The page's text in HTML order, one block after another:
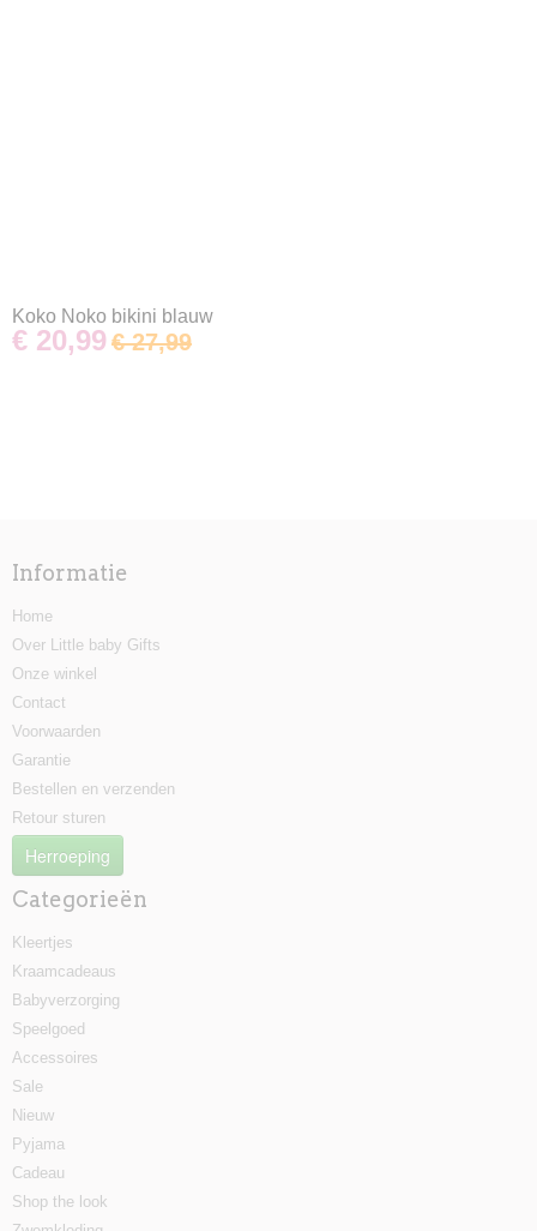
Koko Noko bikini blauw
€ 20,99 € 27,99
Informatie
Home
Over Little baby Gifts
Onze winkel
Contact
Voorwaarden
Garantie
Bestellen en verzenden
Retour sturen
Herroeping
Categorieën
Kleertjes
Kraamcadeaus
Babyverzorging
Speelgoed
Accessoires
Sale
Nieuw
Pyjama
Cadeau
Shop the look